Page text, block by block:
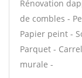
Rénovation
de combles -
Papier peint -
Parquet -
murale -